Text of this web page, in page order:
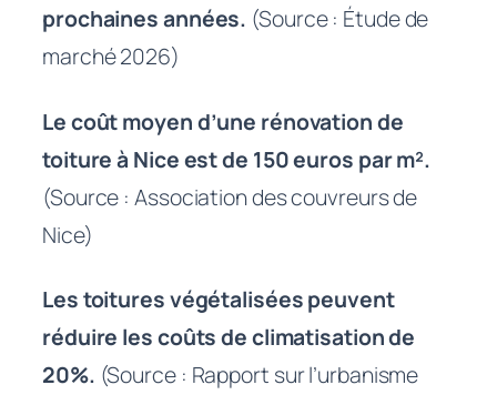
prochaines années. (Source : Étude de
marché 2026)
Le coût moyen d’une rénovation de
toiture à Nice est de 150 euros par m².
(Source : Association des couvreurs de
Nice)
Les toitures végétalisées peuvent
réduire les coûts de climatisation de
20%. (Source : Rapport sur l’urbanisme